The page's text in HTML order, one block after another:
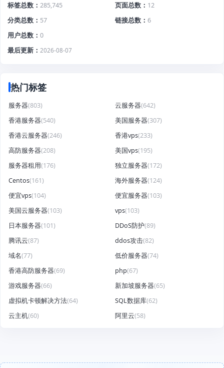
标签总数
285,745 页面总数
12
分类总数
57 链接总数
6
用户总数
0
最后更新
2026-08-07
热门标签
服务器(803) 云服务器(642)
香港服务器(540) 美国服务器(307)
香港云服务器(246) 香港vps(233)
高防服务器(208) 美国vps(195)
服务器租用(176) 独立服务器(172)
Centos(161) 海外服务器(124)
便宜vps(104) 便宜服务器(103)
美国云服务器(103) vps(103)
日本服务器(101) DDoS防护(89)
腾讯云(87) ddos攻击(82)
域名(77) 低价服务器(74)
香港高防服务器(69) php(67)
游戏服务器(66) 新加坡服务器(65)
虚拟机卡顿解决方法(64) SQL数据库(62)
云主机(60) 阿里云(58)